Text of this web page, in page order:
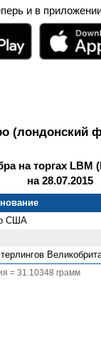
и в
(лондонский
на торгах LBM
на 28.07.2015
США
= 31.10348 грамм